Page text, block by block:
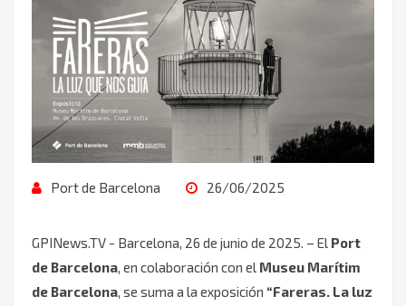
Port de Barcelona 26/06/2025
GPINews.TV - Barcelona, 26 de junio de 2025. – El Port
de Barcelona , en colaboración con el Museu Marítim
de Barcelona , se suma a la exposición “Fareras. La luz